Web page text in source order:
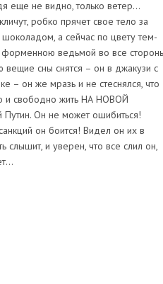
еще не видно, только ветер…
робко прячет свое тело за
а сейчас по цвету тем-
форменною ведьмой во все
сны снятся – он в джакузи с
– он же мразь и не стеснялся, что
и свободно жить НА НОВОЙ
Он не может ошибиться!
он боится! Видел он их в
и уверен, что все слил он,